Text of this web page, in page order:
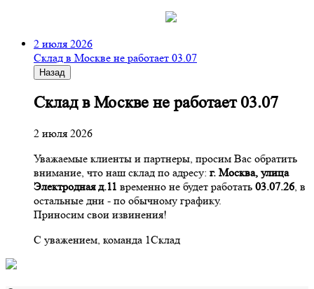
2 июля 2026
Склад в Москве не работает 03.07
Назад
Склад в Москве не работает 03.07
2 июля 2026
Уважаемые клиенты и партнеры, просим Вас обратить
внимание, что наш склад по адресу: г. Москва, улица
Электродная д.11 временно не будет работать 03.07.26, в
остальные дни - по обычному графику.
Приносим свои извинения!
С уважением, команда 1Склад